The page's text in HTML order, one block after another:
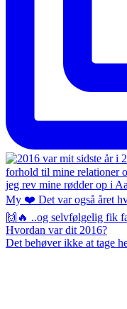
Det behøver ikke at tage